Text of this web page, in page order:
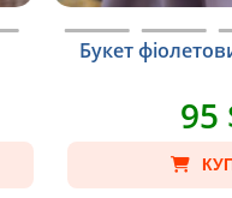
Букет
95